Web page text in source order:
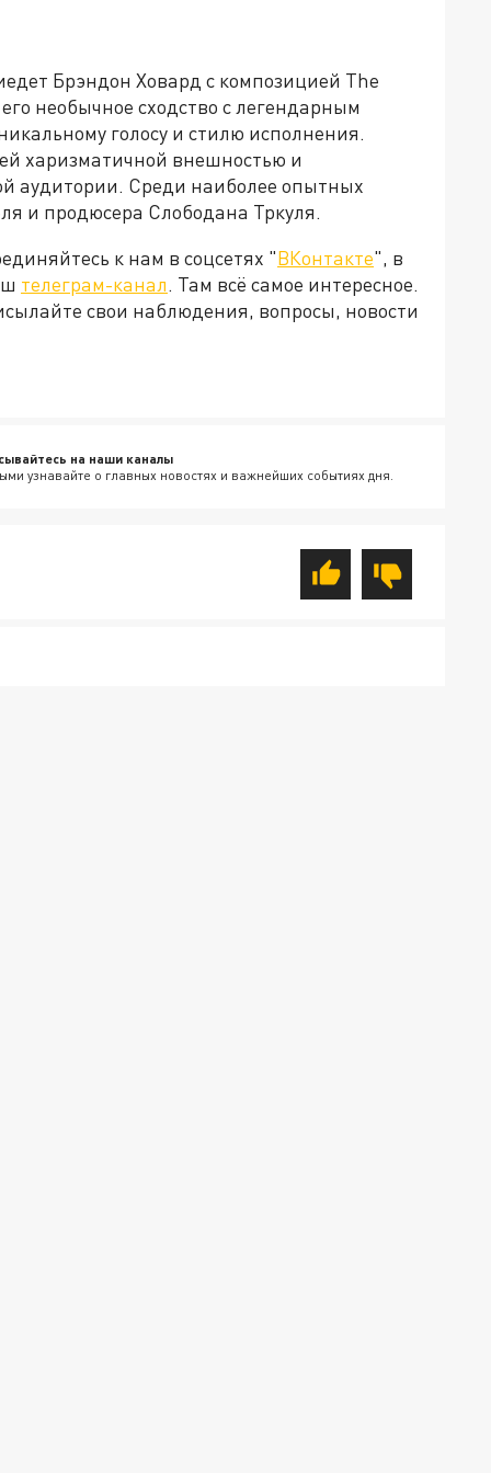
Брэндон Ховард с композицией The
необычное сходство с легендарным
голосу и стилю исполнения.
харизматичной внешностью и
аудитории. Среди наиболее опытных
и продюсера Слободана Тркуля.
к нам в соцсетях "ВКонтакте", в
телеграм-канал. Там всё самое интересное.
свои наблюдения, вопросы, новости
на наши каналы
узнавайте о главных новостях и важнейших событиях дня.